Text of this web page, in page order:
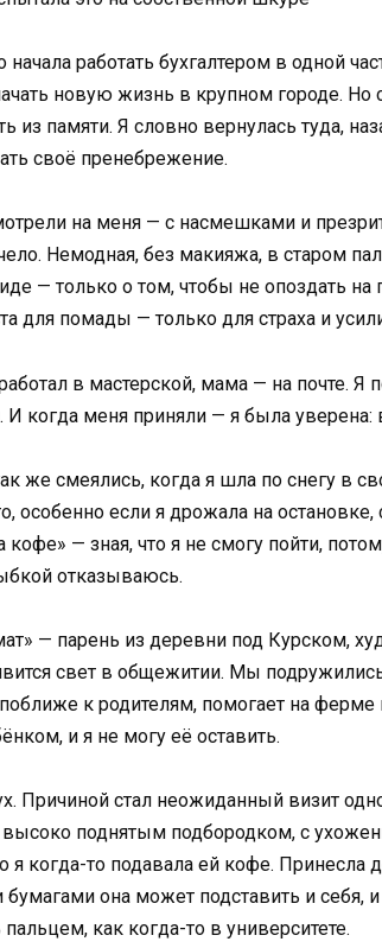
работать бухгалтером в одной
новую жизнь в крупном городе.
из памяти. Я словно вернулась туда,
своё пренебрежение.
на меня — с насмешками и
Немодная, без макияжа, в старом
только о том, чтобы не опоздать на
для помады — только для страха и
в мастерской, мама — на почте. Я
И когда меня приняли — я была
же смеялись, когда я шла по снегу в
особенно если я дрожала на
кофе» — зная, что я не смогу пойти,
отказываюсь.
— парень из деревни под Курском,
свет в общежитии. Мы
к родителям, помогает на ферме
и я не могу её оставить.
Причиной стал неожиданный визит
поднятым подбородком, с
я когда-то подавала ей кофе.
бумагами она может подставить и
как когда-то в университете.